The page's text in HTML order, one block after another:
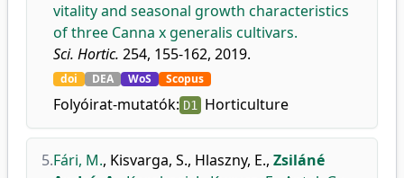
vitality and seasonal growth characteristics
of three Canna x generalis cultivars.
Sci. Hortic. 254, 155-162, 2019.
doi DEA WoS Scopus
Folyóirat-mutatók: D1 Horticulture
5.Fári, M., Kisvarga, S., Hlaszny, E., Zsiláné